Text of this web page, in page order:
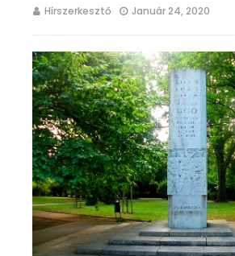
Hírszerkesztő Január 24, 2020